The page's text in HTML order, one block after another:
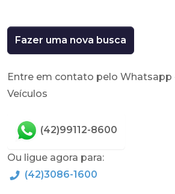
Fazer uma nova busca
Entre em contato pelo Whatsapp
Veículos
(42)99112-8600
Ou ligue agora para:
(42)3086-1600